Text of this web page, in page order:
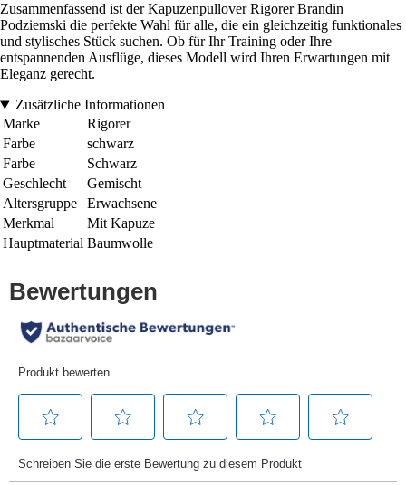
Zusammenfassend ist der Kapuzenpullover Rigorer Brandin
Podziemski die perfekte Wahl für alle, die ein gleichzeitig funktionales
und stylisches Stück suchen. Ob für Ihr Training oder Ihre
entspannenden Ausflüge, dieses Modell wird Ihren Erwartungen mit
Eleganz gerecht.
Zusätzliche Informationen
Marke
Rigorer
Farbe
schwarz
Farbe
Schwarz
Geschlecht
Gemischt
Altersgruppe
Erwachsene
Merkmal
Mit Kapuze
Hauptmaterial Baumwolle